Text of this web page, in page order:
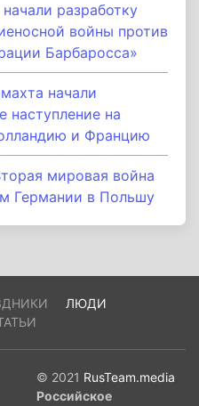
разработку
войны против
Барбаросса»
начали
наступление на
и Францию
мировая война
Германии в Польшу
ЛЮДИ
© 2021 RusTeam.media
Российское